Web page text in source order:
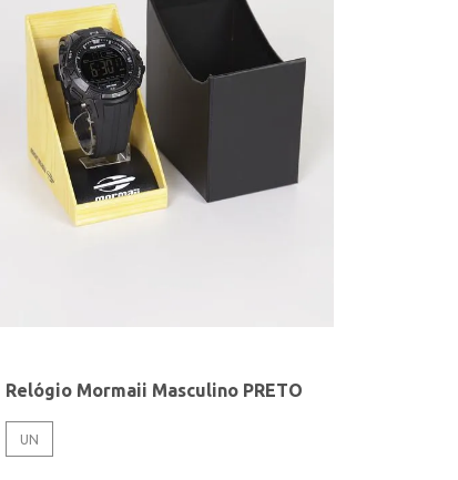
Relógio Mormaii Masculino PRETO
UN